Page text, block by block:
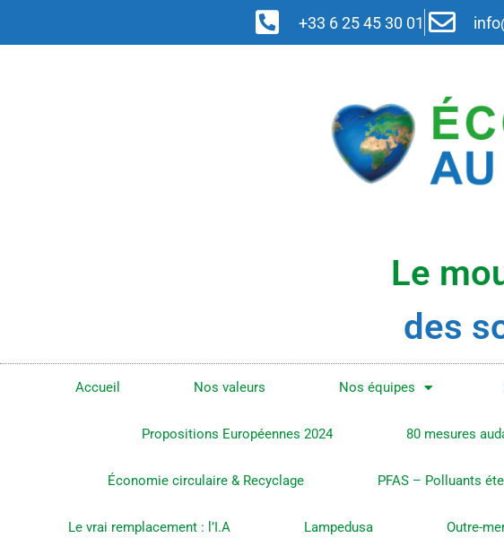
+33 6 25 45 30 01
Le
des
Accueil Nos valeurs Nos équipes
Propositions Européennes 2024 80 mesures
Économie circulaire & Recyclage PFAS – Polluants
Le vrai remplacement : l’I.A Lampedusa Outre-